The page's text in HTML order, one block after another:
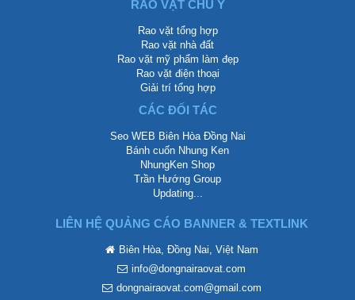
RAO VẶT CHÚ Ý
Rao vặt tổng hợp
Rao vặt nhà đất
Rao vặt mỹ phẩm làm đẹp
Rao vặt điện thoại
Giải trí tổng hợp
CÁC ĐỐI TÁC
Seo WEB Biên Hòa Đồng Nai
Bánh cuốn Nhung Ken
NhungKen Shop
Trần Hướng Group
Updating...
LIÊN HỆ QUẢNG CÁO BANNER & TEXTLINK
Biên Hòa, Đồng Nai, Việt Nam
info@dongnairaovat.com
dongnairaovat.com@gmail.com